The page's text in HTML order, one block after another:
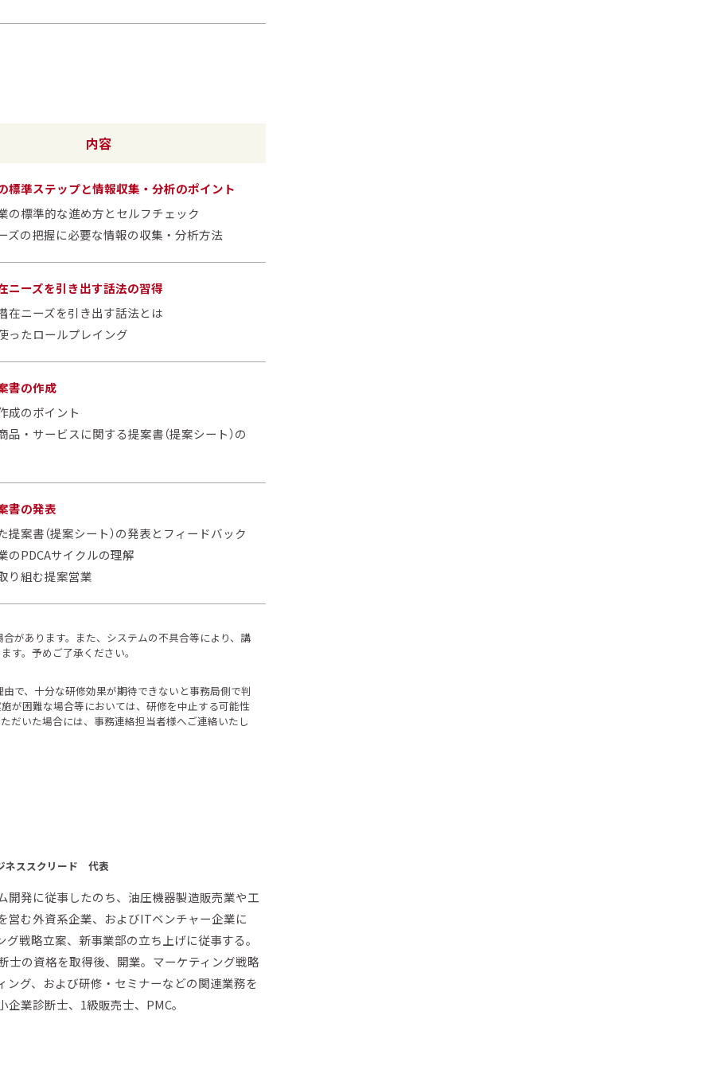
内容
標準ステップと情報収集・分析のポイント
の標準的な進め方とセルフチェック
ズの把握に必要な情報の収集・分析方法
ニーズを引き出す話法の習得
在ニーズを引き出す話法とは
ったロールプレイング
書の作成
成のポイント
品・サービスに関する提案書（提案シート）の
書の発表
提案書（提案シート）の発表とフィードバック
のPDCAサイクルの理解
り組む提案営業
があります。また、システムの不具合等により、講
す。予めご了承ください。
で、十分な研修効果が期待できないと事務局側で判
が困難な場合等においては、研修を中止する可能性
だいた場合には、事務連絡担当者様へご連絡いたし
ネススクリード 代表
開発に従事したのち、油圧機器製造販売業や工
営む外資系企業、およびITベンチャー企業に
戦略立案、新事業部の立ち上げに従事する。
士の資格を取得後、開業。マーケティング戦略
ング、および研修・セミナーなどの関連業務を
業診断士、1級販売士、PMC。